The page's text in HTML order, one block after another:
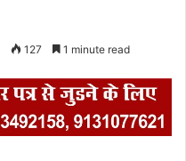
127 1 minute read